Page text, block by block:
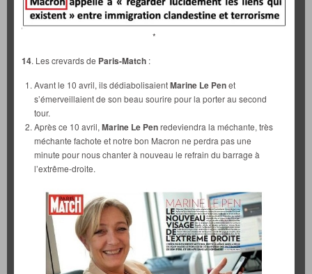
*
14. Les crevards de Paris-Match :
Avant le 10 avril, ils dédiabolisaientMarine Le Penet
s’émerveillaient de son beau sourire pour la porter au second
tour.
Après ce 10 avril, Marine Le Penredeviendra la méchante, très
méchante fachote et notre bon Macron ne perdra pas une
minute pour nous chanter à nouveau le refrain du barrage à
l’extrême-droite.